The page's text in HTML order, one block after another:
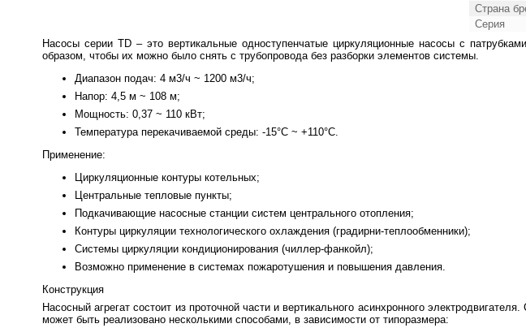
Страна
Серия
Насосы серии TD – это вертикальные одноступенчатые циркуляционные насосы с
образом, чтобы их можно было снять с трубопровода без разборки элементов системы.
Диапазон подач: 4 м3/ч ~ 1200 м3/ч;
Напор: 4,5 м ~ 108 м;
Мощность: 0,37 ~ 110 кВт;
Температура перекачиваемой среды: -15°С ~ +110°С.
Применение:
Циркуляционные контуры котельных;
Центральные тепловые пункты;
Подкачивающие насосные станции систем центрального отопления;
Контуры циркуляции технологического охлаждения (градирни-теплообменники);
Системы циркуляции кондиционирования (чиллер-фанкойл);
Возможно применение в системах пожаротушения и повышения давления.
Конструкция
Насосный агрегат состоит из проточной части и вертикального асинхронного
может быть реализовано несколькими способами, в зависимости от типоразмера: